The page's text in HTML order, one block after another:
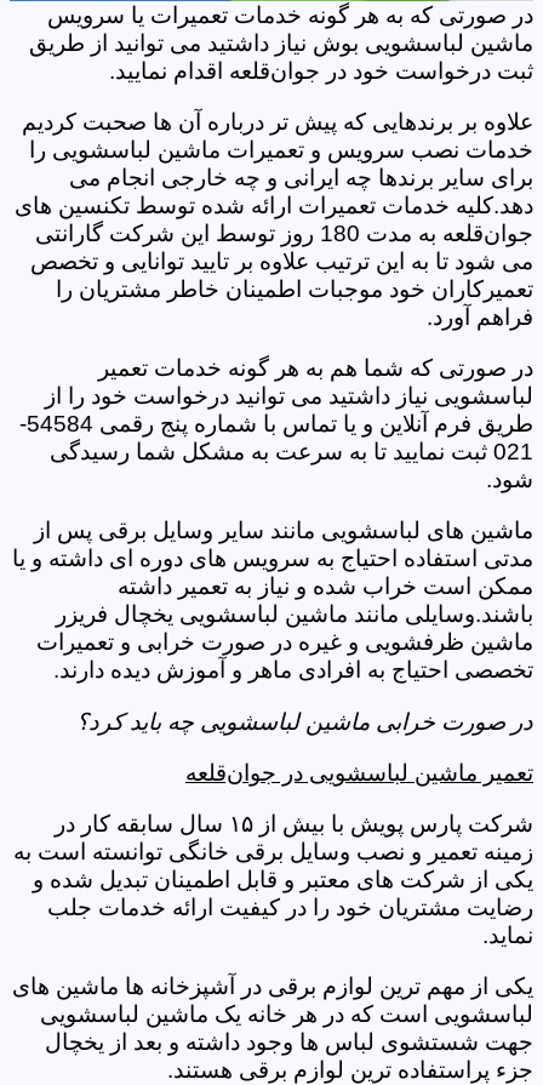
در صورتی که به هر گونه خدمات تعمیرات یا سرویس
ماشین لباسشویی بوش نیاز داشتید می توانید از طریق
ثبت درخواست خود در جوان‌قلعه اقدام نمایید.
علاوه بر برندهایی که پیش تر درباره آن ها صحبت کردیم
خدمات نصب سرویس و تعمیرات ماشین لباسشویی را
برای سایر برندها چه ایرانی و چه خارجی انجام می
دهد.کلیه خدمات تعمیرات ارائه شده توسط تکنسین های
جوان‌قلعه به مدت 180 روز توسط این شرکت گارانتی
می شود تا به این ترتیب علاوه بر تایید توانایی و تخصص
تعمیرکاران خود موجبات اطمینان خاطر مشتریان را
فراهم آورد.
در صورتی که شما هم به هر گونه خدمات تعمیر
لباسشویی نیاز داشتید می توانید درخواست خود را از
طریق فرم آنلاین و یا تماس با شماره پنج رقمی 54584-
021 ثبت نمایید تا به سرعت به مشکل شما رسیدگی
شود.
ماشین های لباسشویی مانند سایر وسایل برقی پس از
مدتی استفاده احتیاج به سرویس های دوره ای داشته و یا
ممکن است خراب شده و نیاز به تعمیر داشته
باشند.وسایلی مانند ماشین لباسشویی یخچال فریزر
ماشین ظرفشویی و غیره در صورت خرابی و تعمیرات
تخصصی احتیاج به افرادی ماهر و آموزش دیده دارند.
در صورت خرابی ماشین لباسشویی چه باید کرد؟
تعمیر ماشین لباسشویی در جوان‌قلعه
شرکت پارس پویش با بیش از ۱۵ سال سابقه کار در
زمینه تعمیر و نصب وسایل برقی خانگی توانسته است به
یکی از شرکت های معتبر و قابل اطمینان تبدیل شده و
رضایت مشتریان خود را در کیفیت ارائه خدمات جلب
نماید.
یکی از مهم ترین لوازم برقی در آشپزخانه ها ماشین های
لباسشویی است که در هر خانه یک ماشین لباسشویی
جهت شستشوی لباس ها وجود داشته و بعد از یخچال
جزء پراستفاده ترین لوازم برقی هستند.